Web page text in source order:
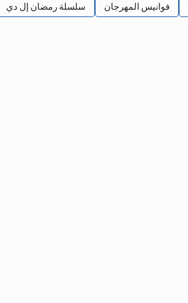
سلسلة رمضان إل دي فوانيس المهرجان